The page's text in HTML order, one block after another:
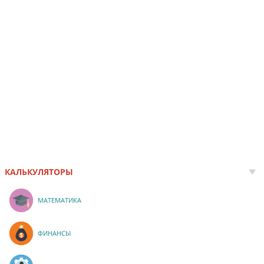
КАЛЬКУЛЯТОРЫ
МАТЕМАТИКА
ФИНАНСЫ